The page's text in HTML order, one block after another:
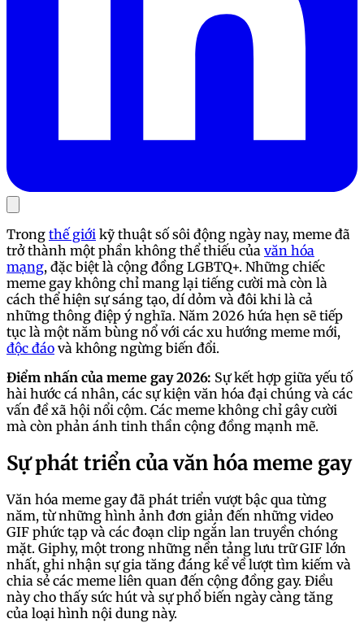
Trong thế giới kỹ thuật số sôi động ngày nay, meme đã
trở thành một phần không thể thiếu của văn hóa
mạng, đặc biệt là cộng đồng LGBTQ+. Những chiếc
meme gay không chỉ mang lại tiếng cười mà còn là
cách thể hiện sự sáng tạo, dí dỏm và đôi khi là cả
những thông điệp ý nghĩa. Năm 2026 hứa hẹn sẽ tiếp
tục là một năm bùng nổ với các xu hướng meme mới,
độc đáo và không ngừng biến đổi.
Điểm nhấn của meme gay 2026: Sự kết hợp giữa yếu tố
hài hước cá nhân, các sự kiện văn hóa đại chúng và các
vấn đề xã hội nổi cộm. Các meme không chỉ gây cười
mà còn phản ánh tinh thần cộng đồng mạnh mẽ.
Sự phát triển của văn hóa meme gay
Văn hóa meme gay đã phát triển vượt bậc qua từng
năm, từ những hình ảnh đơn giản đến những video
GIF phức tạp và các đoạn clip ngắn lan truyền chóng
mặt. Giphy, một trong những nền tảng lưu trữ GIF lớn
nhất, ghi nhận sự gia tăng đáng kể về lượt tìm kiếm và
chia sẻ các meme liên quan đến cộng đồng gay. Điều
này cho thấy sức hút và sự phổ biến ngày càng tăng
của loại hình nội dung này.